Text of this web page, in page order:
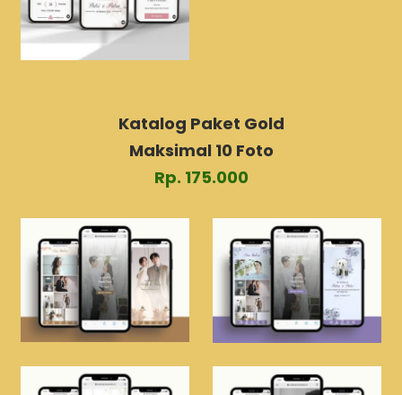
Katalog Paket Gold
Maksimal 10 Foto
Rp. 175.000